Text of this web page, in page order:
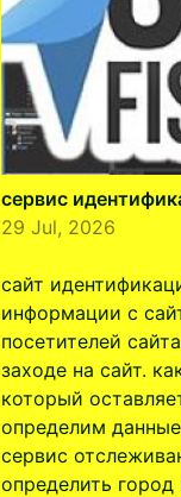
сервис
29 Jul, 2026
сайт
информации с
посетителей
заходе на сайт.
который
определим
сервис
определить